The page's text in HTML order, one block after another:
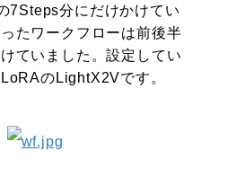
7Steps分にだけかけてい
たワークフローは前後半
ていました。設定してい
のLightX2Vです。